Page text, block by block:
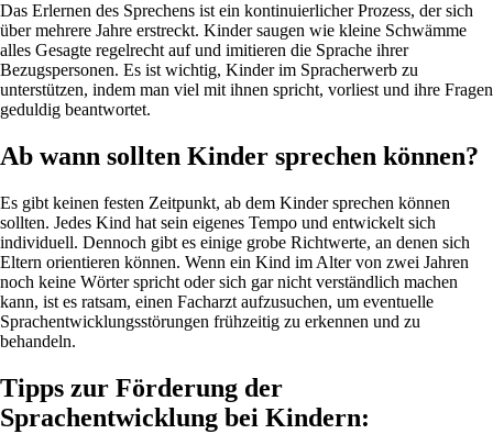
Das Erlernen des Sprechens ist ein kontinuierlicher Prozess, der sich
über mehrere Jahre erstreckt. Kinder saugen wie kleine Schwämme
alles Gesagte regelrecht auf und imitieren die Sprache ihrer
Bezugspersonen. Es ist wichtig, Kinder im Spracherwerb zu
unterstützen, indem man viel mit ihnen spricht, vorliest und ihre Fragen
geduldig beantwortet.
Ab wann sollten Kinder sprechen können?
Es gibt keinen festen Zeitpunkt, ab dem Kinder sprechen können
sollten. Jedes Kind hat sein eigenes Tempo und entwickelt sich
individuell. Dennoch gibt es einige grobe Richtwerte, an denen sich
Eltern orientieren können. Wenn ein Kind im Alter von zwei Jahren
noch keine Wörter spricht oder sich gar nicht verständlich machen
kann, ist es ratsam, einen Facharzt aufzusuchen, um eventuelle
Sprachentwicklungsstörungen frühzeitig zu erkennen und zu
behandeln.
Tipps zur Förderung der
Sprachentwicklung bei Kindern: